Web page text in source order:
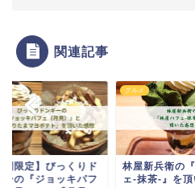
関連記事
間限定】びっくりド
ーの『ジョッキパフ
グルメ
林屋新兵衛の
ェ-抹茶-』を